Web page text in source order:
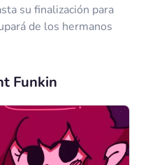
su finalización para
de los hermanos
Funkin